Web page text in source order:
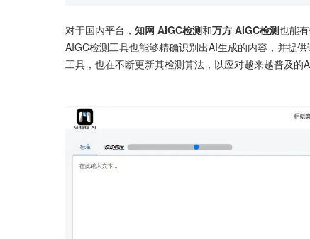
对于国内平台， 知网 AIGC检测和万方 AIGC检测也能
AIGC检测工具也能够精确识别出AI生成的内容，并提供
工具，也在不断更新其检测算法，以应对越来越普及的